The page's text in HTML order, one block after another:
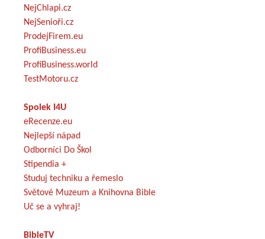
NejChlapi.cz
NejSenioři.cz
ProdejFirem.eu
ProfiBusiness.eu
ProfiBusiness.world
TestMotoru.cz
Spolek I4U
eRecenze.eu
Nejlepší nápad
Odborníci Do Škol
Stipendia +
Studuj techniku a řemeslo
Světové Muzeum a Knihovna Bible
Uč se a vyhraj!
BibleTV